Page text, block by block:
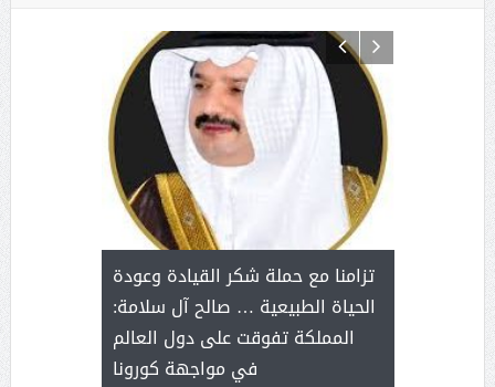
مع
بنت
تزامنا مع حملة شكر القيادة وعودة
الحياة الطبيعية … صالح آل سلامة:
المملكة تفوقت على دول العالم
في مواجهة كورونا
آل شرمه:
على برامج
هي أساس